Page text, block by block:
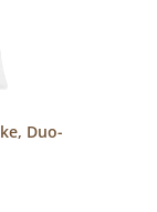
Duo-